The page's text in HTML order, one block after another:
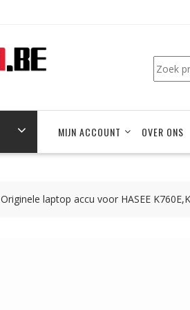
Zoeken
MIJN ACCOUNT OVER ONS
Originele laptop accu voor HASEE